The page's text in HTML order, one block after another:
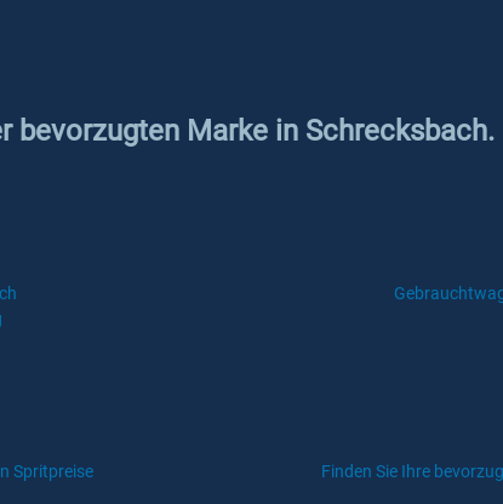
bevorzugten Marke in Schrecksbach.
Spritpreise Finden Sie Ihre